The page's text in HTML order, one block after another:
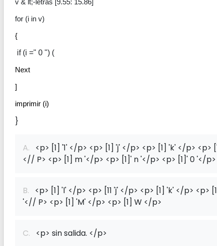
v & lt;-letras [9.55: 15.86]
for (i in v)
{
if (i =" 0 ") (
Next
]
imprimir (i)
}
A. <p> [1] '1' </p> <p> [1] 'j' </p> <p> [1] 'k' </p> <p>
<// P> <p> [1] m '</p> <p> [1]' n '</p> <p> [1]' 0 '</p>
B. <p> [1] 'l' </p> <p> [11 'j' </p> <p> [1] 'k' </p> <p>
'<// P> <p> [1] 'M' </p> <p> [1] W </p>
C. <p> sin salida. </p>